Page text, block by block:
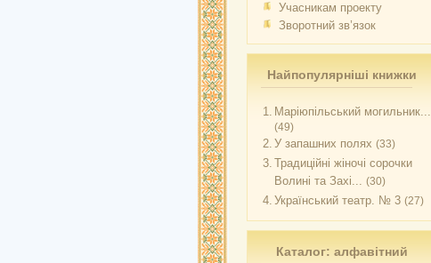
Учасникам проекту
Зворотний зв’язок
Найпопулярніші книжки
1. Маріюпільський могильник...
(49)
2. У запашних полях (33)
3. Традиційні жіночі сорочки
Волині та Захі... (30)
4. Український театр. № 3 (27)
Каталог: алфавітний